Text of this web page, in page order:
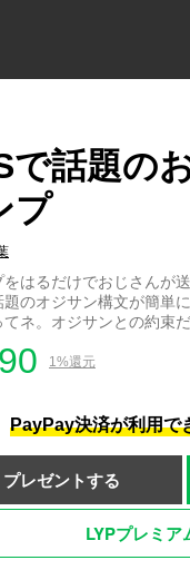
で話題の
プ
をはるだけでおじさんが
題のオジサン構文が簡単
てネ。オジサンとの約束
1%還元
PayPay決済が利用で
プレゼントする
LYPプレミア